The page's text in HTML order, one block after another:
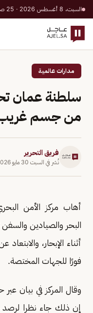
السبت، 8 أغسطس 2026 · 25 صفر 1448 هـ
مدارات عالمية
سلطنة عمان
من جسم غريب
فريق التحرير
نُشر في السبت 30 مايو 2026
أهاب مركز الأمن
البحر والصيادين
أثناء الإبحار،
فورًا للجهات المختصة.
وقال المركز في بيان
إن ذلك جاء نظرا